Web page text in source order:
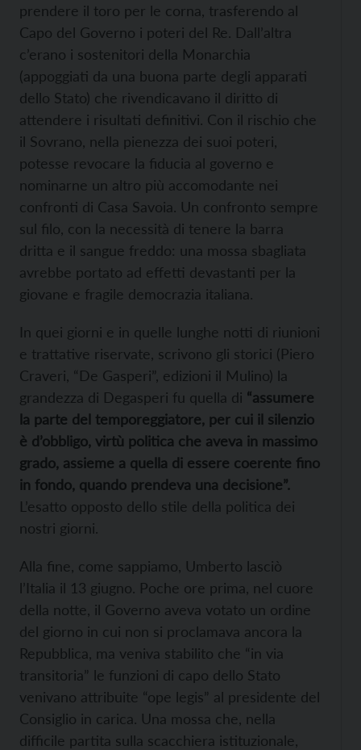
prendere il toro per le corna, trasferendo al
Capo del Governo i poteri del Re. Dall’altra
c’erano i sostenitori della Monarchia
(appoggiati da una buona parte degli apparati
dello Stato) che rivendicavano il diritto di
attendere i risultati definitivi. Con il rischio che
il Sovrano, nella pienezza dei suoi poteri,
potesse revocare la fiducia al governo e
nominarne un altro più accomodante nei
confronti di Casa Savoia. Un confronto sempre
sul filo, con la necessità di tenere la barra
dritta e il sangue freddo: una mossa sbagliata
avrebbe portato ad effetti devastanti per la
giovane e fragile democrazia italiana.
In quei giorni e in quelle lunghe notti di riunioni
e trattative riservate, scrivono gli storici (Piero
Craveri, “De Gasperi”, edizioni il Mulino) la
grandezza di Degasperi fu quella di “assumere
la parte del temporeggiatore, per cui il silenzio
è d’obbligo, virtù politica che aveva in massimo
grado, assieme a quella di essere coerente fino
in fondo, quando prendeva una decisione”.
L’esatto opposto dello stile della politica dei
nostri giorni.
Alla fine, come sappiamo, Umberto lasciò
l’Italia il 13 giugno. Poche ore prima, nel cuore
della notte, il Governo aveva votato un ordine
del giorno in cui non si proclamava ancora la
Repubblica, ma veniva stabilito che “in via
transitoria” le funzioni di capo dello Stato
venivano attribuite “ope legis” al presidente del
Consiglio in carica. Una mossa che, nella
difficile partita sulla scacchiera istituzionale,